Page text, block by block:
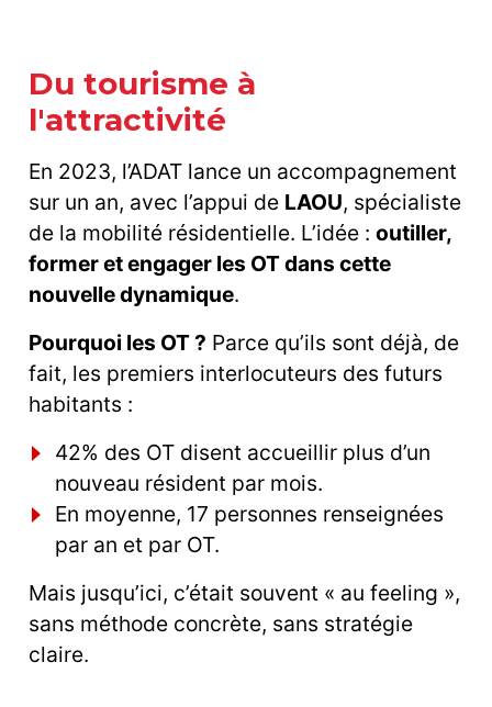
Du tourisme à
l'attractivité
En 2023, l’ADAT lance un accompagnement
sur un an, avec l’appui de LAOU, spécialiste
de la mobilité résidentielle. L’idée : outiller,
former et engager les OT dans cette
nouvelle dynamique.
Pourquoi les OT ? Parce qu’ils sont déjà, de
fait, les premiers interlocuteurs des futurs
habitants :
42% des OT disent accueillir plus d’un
nouveau résident par mois.
En moyenne, 17 personnes renseignées
par an et par OT.
Mais jusqu’ici, c’était souvent « au feeling »,
sans méthode concrète, sans stratégie
claire.